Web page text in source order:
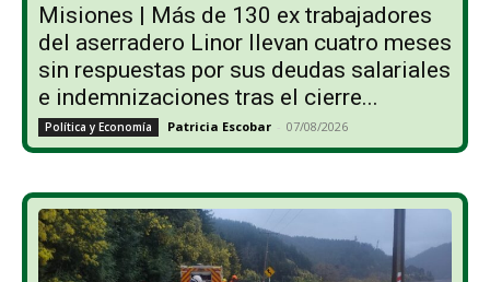
Misiones | Más de 130 ex trabajadores
del aserradero Linor llevan cuatro meses
sin respuestas por sus deudas salariales
e indemnizaciones tras el cierre...
Política y Economía Patricia Escobar - 07/08/2026